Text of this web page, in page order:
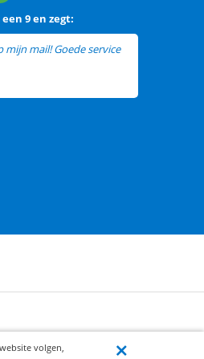
9 en zegt:
mijn mail! Goede service
volgen,